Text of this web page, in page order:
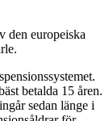
den europeiska
betalda 15 åren.
sedan länge i